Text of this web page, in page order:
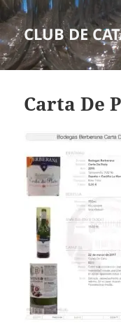
CLUB DE
Carta De